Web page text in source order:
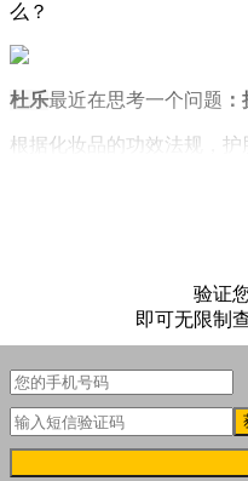
么？
杜乐最近在思考一个问题
根据化妆品的功效法规，
验证
即可无限制